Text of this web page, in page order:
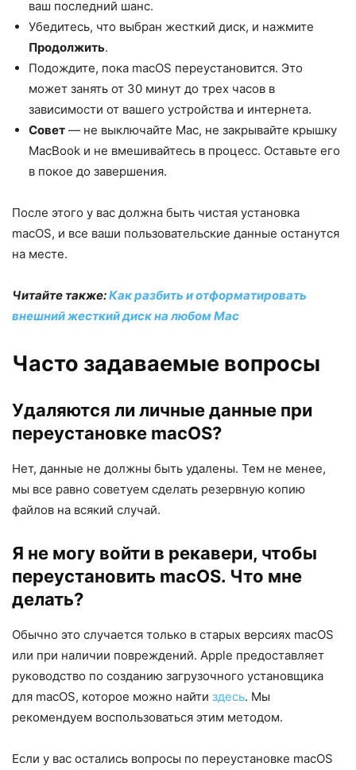
ваш последний шанс.
Убедитесь, что выбран жесткий диск, и нажмите
Продолжить.
Подождите, пока macOS переустановится. Это
может занять от 30 минут до трех часов в
зависимости от вашего устройства и интернета.
Совет — не выключайте Mac, не закрывайте крышку
MacBook и не вмешивайтесь в процесс. Оставьте его
в покое до завершения.
После этого у вас должна быть чистая установка
macOS, и все ваши пользовательские данные останутся
на месте.
Читайте также:Как разбить и отформатировать
внешний жесткий диск на любом Mac
Часто задаваемые вопросы
Удаляются ли личные данные при
переустановке macOS?
Нет, данные не должны быть удалены. Тем не менее,
мы все равно советуем сделать резервную копию
файлов на всякий случай.
Я не могу войти в рекавери, чтобы
переустановить macOS. Что мне
делать?
Обычно это случается только в старых версиях macOS
или при наличии повреждений. Apple предоставляет
руководство по созданию загрузочного установщика
для macOS, которое можно найти здесь. Мы
рекомендуем воспользоваться этим методом.
Если у вас остались вопросы по переустановке macOS